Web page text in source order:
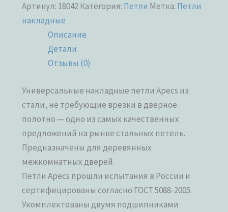
Артикул: 18042Категория: Петли Метка: Петли
накладные
Описание
Детали
Отзывы (0)
Универсальные накладные петли Apecs из
стали, не требующие врезки в дверное
полотно — одно из самых качественных
предложений на рынке стальных петель.
Предназначены для деревянных
межкомнатных дверей.
Петли Apecs прошли испытания в России и
сертифицированы согласно ГОСТ 5088-2005.
Укомплектованы двумя подшипниками